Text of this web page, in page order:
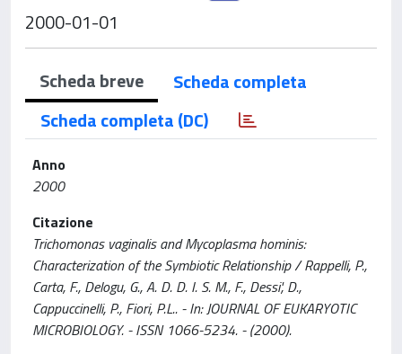
2000-01-01
Scheda breve
Scheda completa
Scheda completa (DC)
Anno
2000
Citazione
Trichomonas vaginalis and Mycoplasma hominis:
Characterization of the Symbiotic Relationship / Rappelli, P.,
Carta, F., Delogu, G., A. D. D. I. S. M., F., Dessi', D.,
Cappuccinelli, P., Fiori, P.L.. - In: JOURNAL OF EUKARYOTIC
MICROBIOLOGY. - ISSN 1066-5234. - (2000).